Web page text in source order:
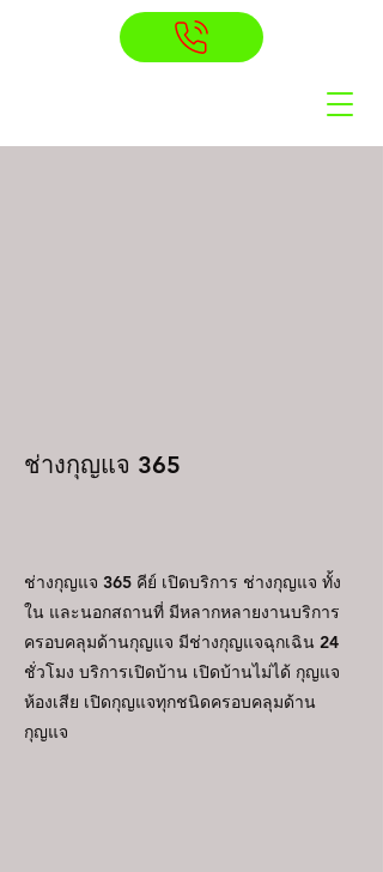
ช่างกุญแจ 365
ช่างกุญแจ 365 คีย์ เปิดบริการ ช่างกุญแจ ทั้ง
ใน และนอกสถานที่ มีหลากหลายงานบริการ
ครอบคลุมด้านกุญแจ มีช่างกุญแจฉุกเฉิน 24
ชั่วโมง บริการเปิดบ้าน เปิดบ้านไม่ได้ กุญแจ
ห้องเสีย เปิดกุญแจทุกชนิดครอบคลุมด้าน
กุญแจ